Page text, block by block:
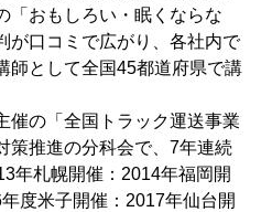
「おもしろい・眠くならな
が口コミで広がり、各社内で
師として全国45都道府県で講
催の「全国トラック運送事業
策推進の分科会で、7年連続
年札幌開催：2014年福岡開
度米子開催：2017年仙台開